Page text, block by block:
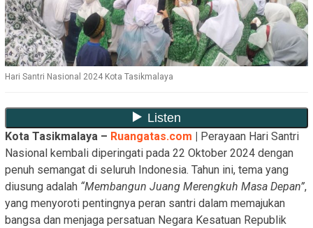
Hari Santri Nasional 2024 Kota Tasikmalaya
Kota Tasikmalaya – Ruangatas.com
Perayaan Hari Santri
Nasional kembali diperingati pada 22 Oktober 2024 dengan
penuh semangat di seluruh Indonesia. Tahun ini, tema yang
diusung adalah “Membangun Juang Merengkuh Masa Depan”,
yang menyoroti pentingnya peran santri dalam memajukan
bangsa dan menjaga persatuan Negara Kesatuan Republik